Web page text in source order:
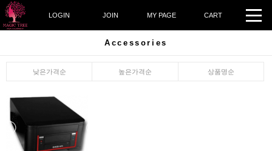
LOGIN JOIN MY PAGE CART
Accessories
낮은가격순 높은가격순 상품명순